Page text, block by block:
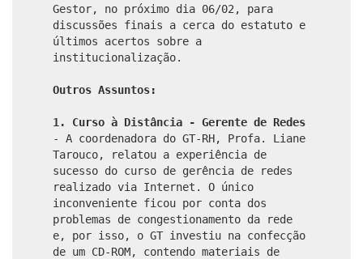
Gestor, no próximo dia 06/02, para
discussões finais a cerca do estatuto e
últimos acertos sobre a
institucionalização.
Outros Assuntos:
1. Curso à Distância - Gerente de Redes
- A coordenadora do GT-RH, Profa. Liane
Tarouco, relatou a experiência de
sucesso do curso de gerência de redes
realizado via Internet. O único
inconveniente ficou por conta dos
problemas de congestionamento da rede
e, por isso, o GT investiu na confecção
de um CD-ROM, contendo materiais de